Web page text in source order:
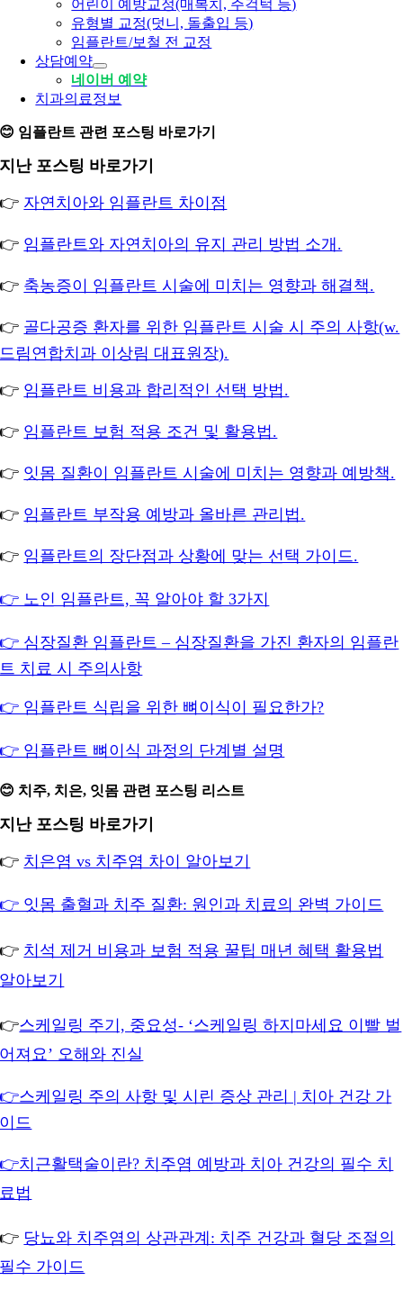
어린이 예방교정(매복치, 주걱턱 등)
유형별 교정(덧니, 돌출입 등)
임플란트/보철 전 교정
상담예약
네이버 예약
치과의료정보
😊 임플란트 관련 포스팅 바로가기
지난 포스팅 바로가기
👉 자연치아와 임플란트 차이점
👉 임플란트와 자연치아의 유지 관리 방법 소개.
👉 축농증이 임플란트 시술에 미치는 영향과 해결책.
👉 골다공증 환자를 위한 임플란트 시술 시 주의 사항(w.
드림연합치과 이상림 대표원장).
👉 임플란트 비용과 합리적인 선택 방법.
👉 임플란트 보험 적용 조건 및 활용법.
👉 잇몸 질환이 임플란트 시술에 미치는 영향과 예방책.
👉 임플란트 부작용 예방과 올바른 관리법.
👉 임플란트의 장단점과 상황에 맞는 선택 가이드.
👉 노인 임플란트, 꼭 알아야 할 3가지
👉 심장질환 임플란트 – 심장질환을 가진 환자의 임플란
트 치료 시 주의사항
👉 임플란트 식립을 위한 뼈이식이 필요한가?
👉 임플란트 뼈이식 과정의 단계별 설명
😊 치주, 치은, 잇몸 관련 포스팅 리스트
지난 포스팅 바로가기
👉 치은염 vs 치주염 차이 알아보기
👉 잇몸 출혈과 치주 질환: 원인과 치료의 완벽 가이드
👉 치석 제거 비용과 보험 적용 꿀팁 매년 혜택 활용법
알아보기
👉스케일링 주기, 중요성- ‘스케일링 하지마세요 이빨 벌
어져요’ 오해와 진실
👉스케일링 주의 사항 및 시린 증상 관리 | 치아 건강 가
이드
👉치근활택술이란? 치주염 예방과 치아 건강의 필수 치
료법
👉 당뇨와 치주염의 상관관계: 치주 건강과 혈당 조절의
필수 가이드